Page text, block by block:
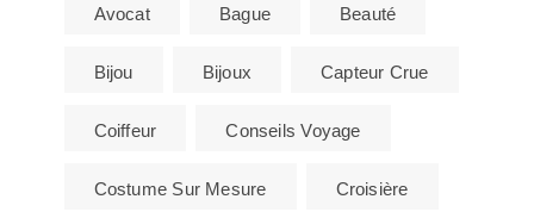
Avocat Bague Beauté
Bijou Bijoux Capteur Crue
Coiffeur Conseils Voyage
Costume Sur Mesure Croisière